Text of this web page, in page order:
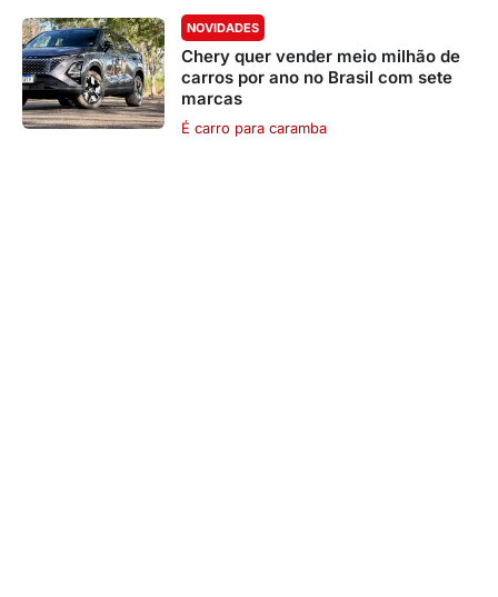
NOVIDADES
Chery quer vender meio milhão de
carros por ano no Brasil com sete
marcas
É carro para caramba